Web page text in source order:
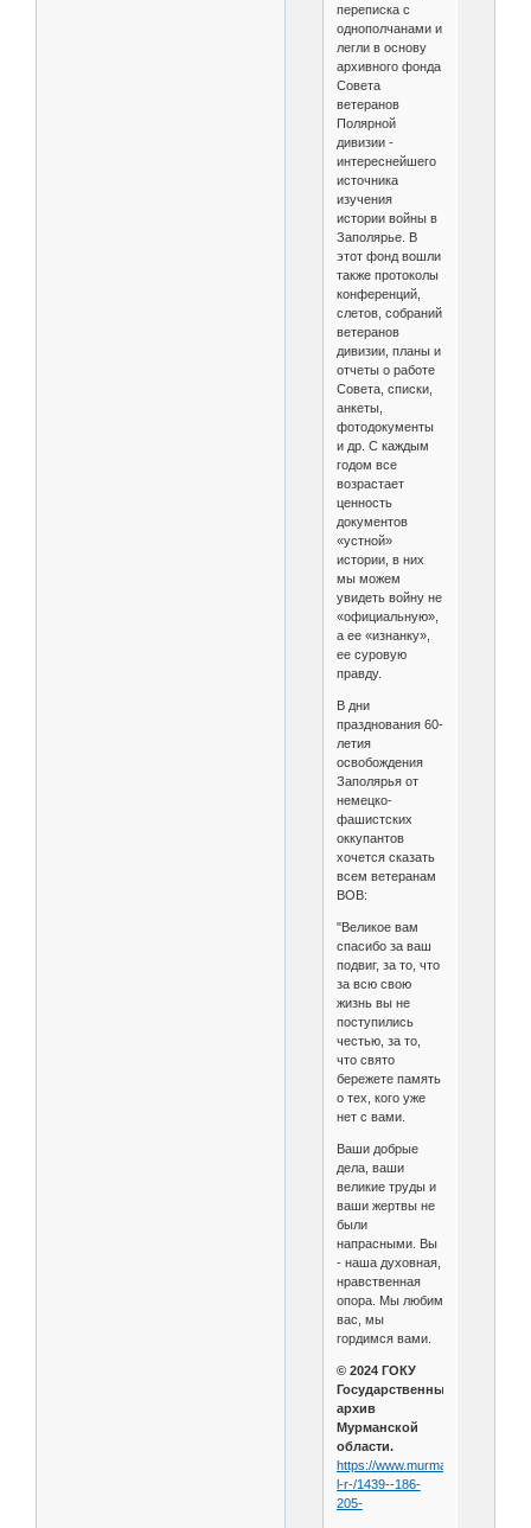
переписка с
однополчанами и
легли в основу
архивного фонда
Совета
ветеранов
Полярной
дивизии -
интереснейшего
источника
изучения
истории войны в
Заполярье. В
этот фонд вошли
также протоколы
конференций,
слетов, собраний
ветеранов
дивизии, планы и
отчеты о работе
Совета, списки,
анкеты,
фотодокументы
и др. С каждым
годом все
возрастает
ценность
документов
«устной»
истории, в них
мы можем
увидеть войну не
«официальную»,
а ее «изнанку»,
ее суровую
правду.
В дни
празднования 60-
летия
освобождения
Заполярья от
немецко-
фашистских
оккупантов
хочется сказать
всем ветеранам
ВОВ:
"Великое вам
спасибо за ваш
подвиг, за то, что
за всю свою
жизнь вы не
поступились
честью, за то,
что свято
бережете память
о тех, кого уже
нет с вами.
Ваши добрые
дела, ваши
великие труды и
ваши жертвы не
были
напрасными. Вы
- наша духовная,
нравственная
опора. Мы любим
вас, мы
гордимся вами.
© 2024 ГОКУ
Государственный
архив
Мурманской
области.
https://www.murmanarchiv.ru/-
l-r-/1439--186-
205-